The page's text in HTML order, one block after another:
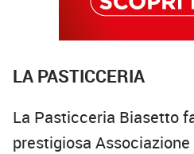
LA PASTICCERIA
La Pasticceria Biasetto
prestigiosa